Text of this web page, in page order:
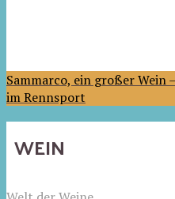
Sammarco, ein großer Wein
im Rennsport
WEIN